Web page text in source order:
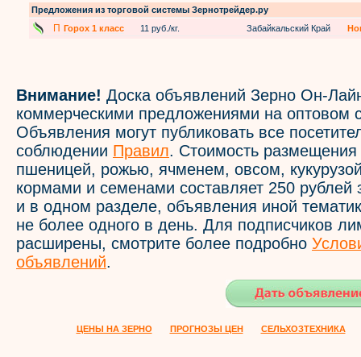
Предложения из торговой системы Зернотрейдер.ру
П Горох 1 класс 11 руб./кг. Забайкальский Край
Внимание! Доска объявлений Зерно Он-
коммерческими предложениями на оптовом
Объявления могут публиковать все
соблюдении Правил. Стоимость
пшеницей, рожью, ячменем, овсом,
кормами и семенами составляет 250 рублей
и в одном разделе, объявления иной
не более одного в день. Для подписчиков
расширены, смотрите более подробно
объявлений.
ЦЕНЫ НА ЗЕРНО ПРОГНОЗЫ ЦЕН СЕЛЬХОЗТЕХНИКА